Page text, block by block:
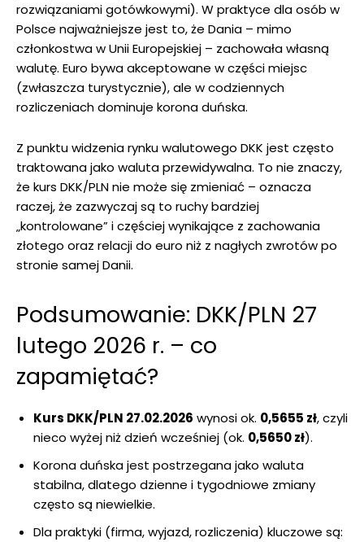
rozwiązaniami gotówkowymi). W praktyce dla osób w
Polsce najważniejsze jest to, że Dania – mimo
członkostwa w Unii Europejskiej – zachowała własną
walutę. Euro bywa akceptowane w części miejsc
(zwłaszcza turystycznie), ale w codziennych
rozliczeniach dominuje korona duńska.
Z punktu widzenia rynku walutowego DKK jest często
traktowana jako waluta przewidywalna. To nie znaczy,
że kurs DKK/PLN nie może się zmieniać – oznacza
raczej, że zazwyczaj są to ruchy bardziej
„kontrolowane” i częściej wynikające z zachowania
złotego oraz relacji do euro niż z nagłych zwrotów po
stronie samej Danii.
Podsumowanie: DKK/PLN 27
lutego 2026 r. – co
zapamiętać?
Kurs DKK/PLN 27.02.2026 wynosi ok. 0,5655 zł, czyli
nieco wyżej niż dzień wcześniej (ok. 0,5650 zł).
Korona duńska jest postrzegana jako waluta
stabilna, dlatego dzienne i tygodniowe zmiany
często są niewielkie.
Dla praktyki (firma, wyjazd, rozliczenia) kluczowe są: